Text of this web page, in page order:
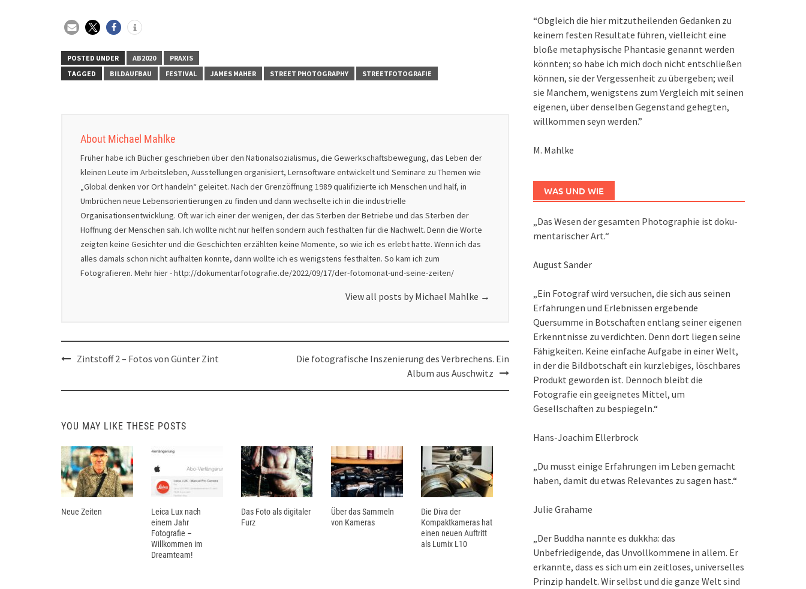
POSTED UNDER AB2020
PRAXIS
TAGGED
BILDAUFBAU FESTIVAL JAMES MAHER STREET PHOTOGRAPHY STREETFOTOGRAFIE
About Michael Mahlke
Früher habe ich Bücher geschrieben über den Nationalsozialismus, die Gewerkschaftsbewegung, das Leben der
kleinen Leute im Arbeitsleben, Ausstellungen organisiert, Lernsoftware entwickelt und Seminare zu Themen wie
„Global denken vor Ort handeln“ geleitet. Nach der Grenzöffnung 1989 qualifizierte ich Menschen und half, in
Umbrüchen neue Lebensorientierungen zu finden und dann wechselte ich in die industrielle
Organisationsentwicklung. Oft war ich einer der wenigen, der das Sterben der Betriebe und das Sterben der
Hoffnung der Menschen sah. Ich wollte nicht nur helfen sondern auch festhalten für die Nachwelt. Denn die Worte
zeigten keine Gesichter und die Geschichten erzählten keine Momente, so wie ich es erlebt hatte. Wenn ich das
alles damals schon nicht aufhalten konnte, dann wollte ich es wenigstens festhalten. So kam ich zum
Fotografieren. Mehr hier - http://dokumentarfotografie.de/2022/09/17/der-fotomonat-und-seine-zeiten/
View all posts by Michael Mahlke →
PostZintstoff 2 – Fotos von Günter Zint
Die fotografische Inszenierung des Verbrechens. Ein
Album aus Auschwitz
YOU MAY LIKE THESE POSTS
Neue Zeiten
Leica Lux nach
einem Jahr
Fotografie –
Willkommen im
Dreamteam!
Das Foto als digitaler
Furz
Über das Sammeln
von Kameras
Die Diva der
Kompaktkameras hat
einen neuen Auftritt
als Lumix L10
“Obgleich die hier mitzutheilenden Gedanken zu
keinem festen Resultate führen, vielleicht eine
bloße metaphysische Phantasie genannt werden
könnten; so habe ich mich doch nicht entschließen
können, sie der Vergessenheit zu übergeben; weil
sie Manchem, wenigstens zum Vergleich mit seinen
eigenen, über denselben Gegenstand gehegten,
willkommen seyn werden.”
M. Mahlke
WAS UND WIE
„Das We­sen der ge­sam­ten Pho­to­gra­phie ist do­ku­
men­ta­ri­scher Art.“
August Sander
„Ein Fotograf wird versuchen, die sich aus seinen
Erfahrungen und Erlebnissen ergebende
Quersumme in Botschaften entlang seiner eigenen
Erkenntnisse zu verdichten. Denn dort liegen seine
Fähigkeiten. Keine einfache Aufgabe in einer Welt,
in der die Bildbotschaft ein kurzlebiges, löschbares
Produkt geworden ist. Dennoch bleibt die
Fotografie ein geeignetes Mittel, um
Gesellschaften zu bespiegeln.“
Hans-Joachim Ellerbrock
„Du musst einige Erfahrungen im Leben gemacht
haben, damit du etwas Relevantes zu sagen hast.“
Julie Grahame
„Der Buddha nannte es dukkha: das
Unbefriedigende, das Unvollkommene in allem. Er
erkannte, dass es sich um ein zeitloses, universelles
Prinzip handelt. Wir selbst und die ganze Welt sind